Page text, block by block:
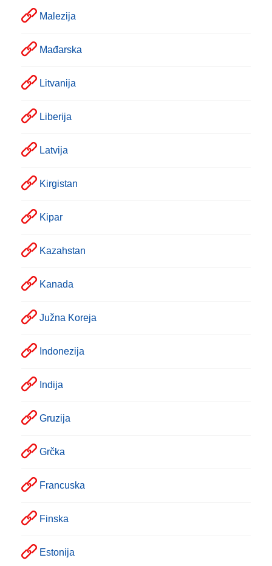
Malezija
Mađarska
Litvanija
Liberija
Latvija
Kirgistan
Kipar
Kazahstan
Kanada
Južna Koreja
Indonezija
Indija
Gruzija
Grčka
Francuska
Finska
Estonija